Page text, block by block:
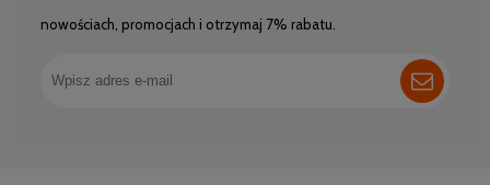
nowościach, promocjach i otrzymaj 7% rabatu.